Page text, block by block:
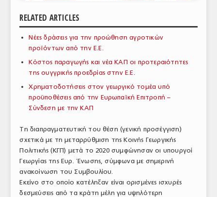
ΣΦΑΓΕΙΑ
ΕΞΟΠΛΙΣΜΟΣ
ΥΠΗΡΕΣΙΕΣ
ΕΜΠΟΡΙΚΟΙ ΑΝΤΙΠΡΟΣΩΠΟΙ
ΝΟΜΟΘΕΣΙΑ
ΕΛΛΗΝΙΚΗ ΝΟΜΟΘΕΣΙΑ
ΕΥΡΩΠΑΪΚΗ ΝΟΜΟΘΕΣΙΑ
RELATED ARTICLES
Νέες δράσεις για την προώθηση αγροτικών
προϊόντων από την Ε.Ε.
Κόστος παραγωγής και νέα ΚΑΠ οι προτεραιότητες
της ουγγρικής προεδρίας στην Ε.Ε.
Χρηματοδοτήσεις στον γεωργικό τομέα υπό
προϋποθέσεις από την Ευρωπαϊκή Επιτροπή –
Σύνδεση με την ΚΑΠ
Τη διαπραγματευτική του θέση (γενική προσέγγιση)
σχετικά με τη μεταρρύθμιση της Κοινής Γεωργικής
Πολιτικής (ΚΓΠ) μετά το 2020 συμφώνησαν οι υπουργοί
Γεωργίας της Ευρ. Ένωσης, σύμφωνα με σημερινή
ανακοίνωση του Συμβουλίου.
Εκείνο στο οποίο κατέληξαν είναι ορισμένες ισχυρές
δεσμεύσεις από τα κράτη μέλη για υψηλότερη